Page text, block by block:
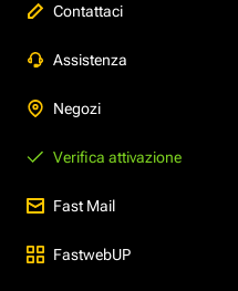
Contattaci
Assistenza
Negozi
Verifica attivazione
Fast Mail
FastwebUP